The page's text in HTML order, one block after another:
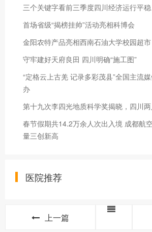
三个关键字看前三季度四川经济运行平
首场省级“揭榜挂帅”活动亮相科博会
金阳农特产品亮相西南石油大学校园超市
守牢建好天府良田 四川明确“施工图”
“定格云上古羌 记录多彩茂县”全国主流
办
第十九次李四光地质科学奖揭晓，四川
春节假期共14.2万余人次出入境 成都航
量三创新高
医院推荐
上一篇